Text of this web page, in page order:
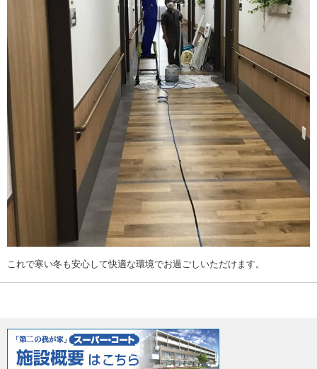
これで寒い冬も安心して快適な環境でお過ごしいただけます。